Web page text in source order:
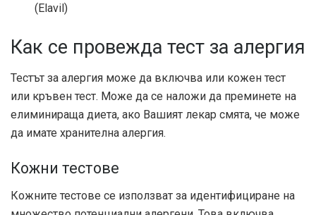
(Elavil)
Как се провежда тест за алергия
Тестът за алергия може да включва или кожен тест
или кръвен тест. Може да се наложи да преминете на
елиминираща диета, ако Вашият лекар смята, че може
да имате хранителна алергия.
Кожни тестове
Кожните тестове се използват за идентифициране на